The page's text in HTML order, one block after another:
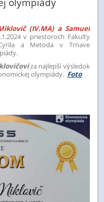
(IV.MA) a Samuel
v priestoroch Fakulty
a Metoda v Trnave
za najlepší výsledok
olympiády. Foto